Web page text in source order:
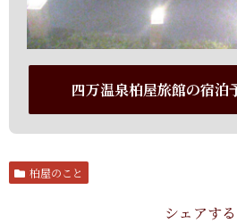
四万温泉柏屋旅館の宿泊
柏屋のこと
シェアする